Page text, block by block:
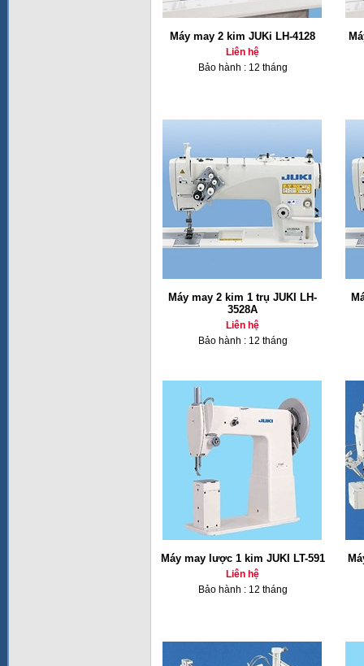
Máy may 2 kim JUKi LH-4128
Liên hệ
Bảo hành : 12 tháng
Máy may 2 kim 1 trụ JUKI LH-
3528A
Liên hệ
Bảo hành : 12 tháng
Máy may lược 1 kim JUKI LT-591
Liên hệ
Bảo hành : 12 tháng